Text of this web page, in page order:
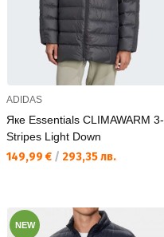
ADIDAS
Яке Essentials CLIMAWARM 3-
Stripes Light Down
Текуща цена:
149,99 € / 293,35 лв.
NEW